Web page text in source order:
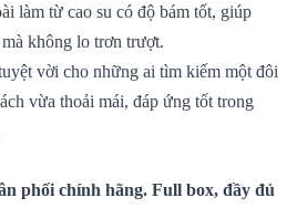
làm từ cao su có độ bám tốt, giúp
không lo trơn trượt.
vời cho những ai tìm kiếm một đôi
vừa thoải mái, đáp ứng tốt trong
phối chính hãng. Full box, đầy đủ